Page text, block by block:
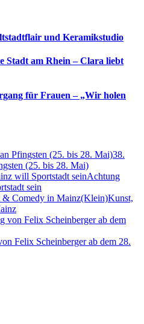
und Keramikstudio
Stadt am Rhein – Clara liebt
für Frauen – „Wir holen
38.
(25. bis 28. Mai)
Achtung
sein
(Klein)Kunst,
Felix Scheinberger ab dem 28.